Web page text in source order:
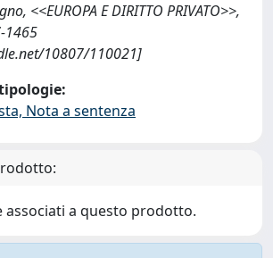
<<EUROPA E DIRITTO PRIVATO>>,
1465
10807/110021]
Nota a sentenza
associati a questo prodotto.